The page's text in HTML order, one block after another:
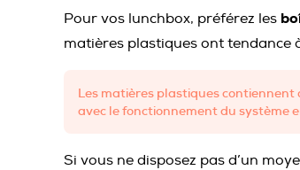
Pour vos lunchbox, préférez les
matières plastiques ont tendance
Les matières plastiques
avec le fonctionnement du système
Si vous ne disposez pas d’un